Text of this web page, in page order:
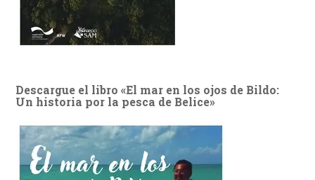
Descargue el libro «El mar en los ojos de Bildo:
Un historia por la pesca de Belice»